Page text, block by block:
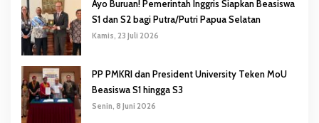
Ayo Buruan! Pemerintah Inggris Siapkan Beasiswa
S1 dan S2 bagi Putra/Putri Papua Selatan
Kamis, 23 Juli 2026
PP PMKRI dan President University Teken MoU
Beasiswa S1 hingga S3
Senin, 8 Juni 2026